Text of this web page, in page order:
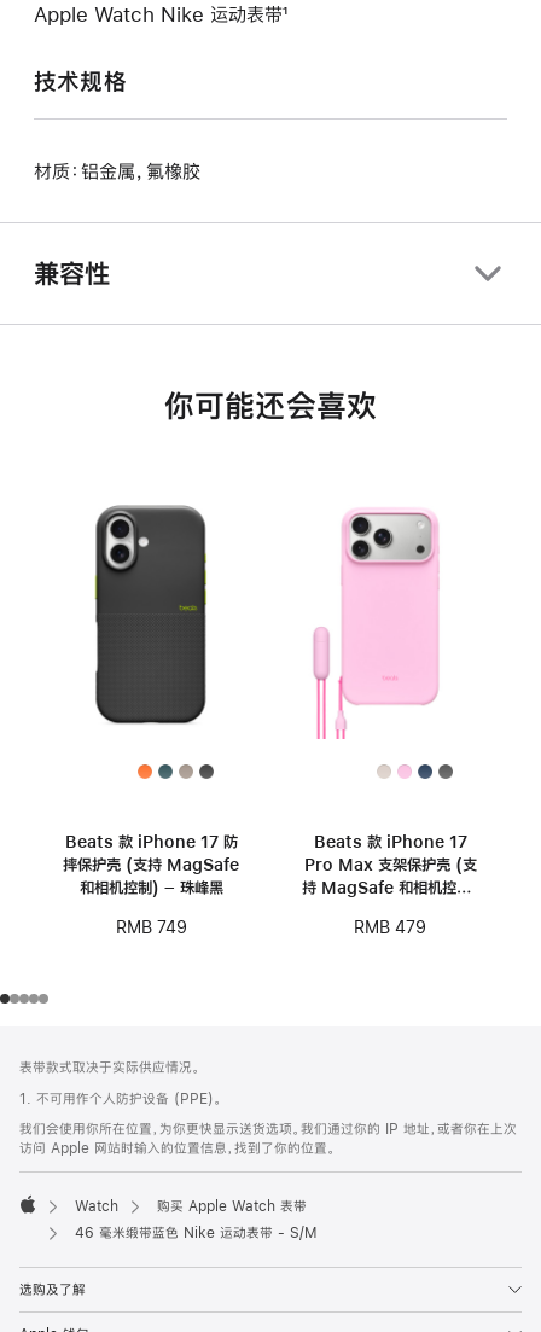
Apple Watch Nike 运动表带¹
技术规格
材质：铝金属，氟橡胶
兼容性
你可能还会喜欢
Beats 款 iPhone 17 防
摔保护壳 (支持 MagSafe
和相机控制) – 珠峰黑
RMB 749
Beats 款 iPhone 17
Pro Max 支架保护壳 (支
持 MagSafe 和相机控制)
RMB 479
页
页
脚
注
表带款式取决于实际供应情况。
1. 不可用作个人防护设备 (PPE)。
我们会使用你所在位置，为你更快显示送货选项。我们通过你的 IP 地址，或者你在上次
访问 Apple 网站时输入的位置信息，找到了你的位置。
Apple
Watch
购买 Apple Watch 表带
46 毫米缎带蓝色 Nike 运动表带 - S/M
选购及了解